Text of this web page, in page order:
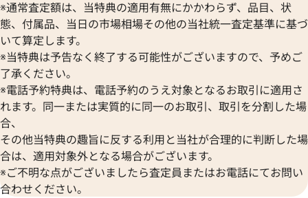
イトジャスト 41 126333 シ
格
時点の参考買取価格です
ロレックス デイトジャスト
参考買取価格
1,974,000円
※2024年6月9日時点の参考買
※通常査定額は、当特典の適用有無にかかわらず、品目、状
態、付属品、当日の市場相場その他の当社統一査定基準に基づ
いて算定します。
※当特典は予告なく終了する可能性がございますので、予めご
了承ください。
※電話予約特典は、電話予約のうえ対象となるお取引に適用さ
れます。同一または実質的に同一のお取引、取引を分割した場
合、
その他当特典の趣旨に反する利用と当社が合理的に判断した場
合は、適用対象外となる場合がございます。
※ご不明な点がございましたら査定員またはお電話にてお問い
合わせください。